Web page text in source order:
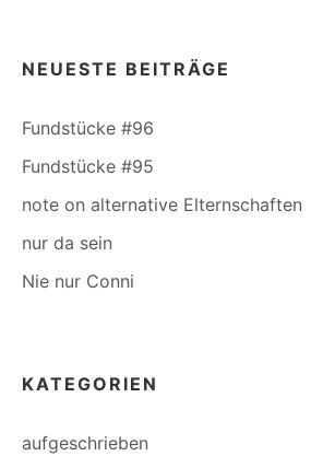
NEUESTE BEITRÄGE
Fundstücke #96
Fundstücke #95
note on alternative Elternschaften
nur da sein
Nie nur Conni
KATEGORIEN
aufgeschrieben